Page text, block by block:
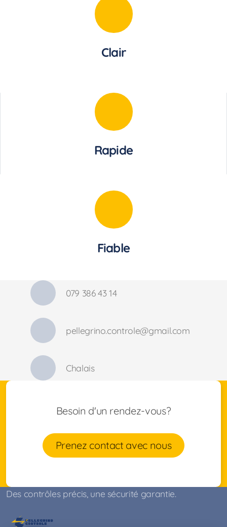
Clair
Rapide
Fiable
079 386 43 14
pellegrino.controle@gmail.com
Chalais
Besoin d'un rendez-vous?
Prenez contact avec nous
Des contrôles précis, une sécurité garantie.